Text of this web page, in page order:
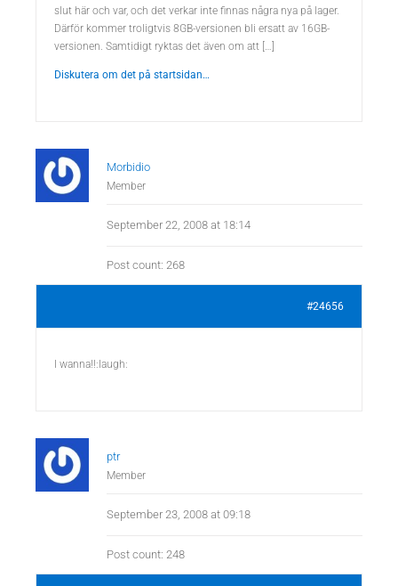
slut här och var, och det verkar inte finnas några nya på lager.
Därför kommer troligtvis 8GB-versionen bli ersatt av 16GB-
versionen. Samtidigt ryktas det även om att […]
Diskutera om det på startsidan…
Morbidio
Member
September 22, 2008 at 18:14
Post count: 268
#24656
I wanna!!:laugh:
ptr
Member
September 23, 2008 at 09:18
Post count: 248